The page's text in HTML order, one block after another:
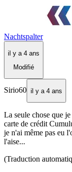
Nachtspalter
il y a 4 ans
Modifié
Sirio60 il y a 4 ans
La seule chose que
carte de crédit
je n'ai même pas eu
l'aise...
(Traduction